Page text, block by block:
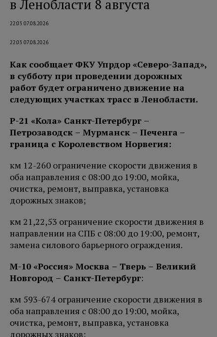
в Ленобласти 8 августа
22:03 07.08.2026
22:03 07.08.2026
Как сообщает ФКУ Упрдор «Северо-Запад»,
в субботу при проведении дорожных
работ будет ограничено движение на
следующих участках трасс в Ленобласти.
Р-21 «Кола» Санкт-Петербург –
Петрозаводск – Мурманск – Печенга –
граница с Королевством Норвегия:
км 12-260 ограничение скорости движения в
оба направления с 08:00 до 19:00, мойка,
очистка, ремонт, выправка, установка
дорожных знаков;
км 21,22,53 ограничение скорости движения в
направлении на СПБ с 08:00 до 19:00, ремонт,
замена силового барьерного ограждения.
М-10 «Россия» Москва – Тверь – Великий
Новгород – Санкт-Петербург:
км 593-674 ограничение скорости движения в
оба направления с 08:00 до 19:00, мойка,
очистка, ремонт, выправка, установка
дорожных знаков;